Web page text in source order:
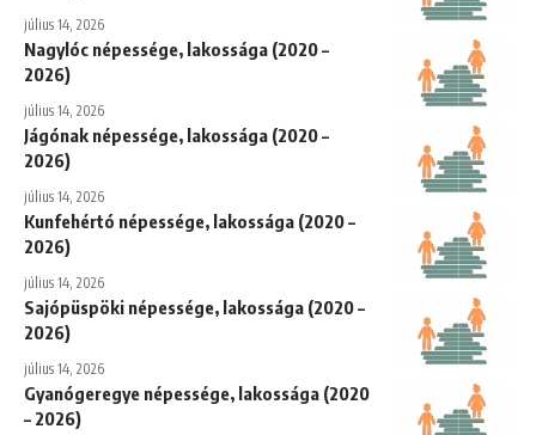
július 14, 2026
Nagylóc népessége, lakossága (2020 –
2026)
július 14, 2026
Jágónak népessége, lakossága (2020 –
2026)
július 14, 2026
Kunfehértó népessége, lakossága (2020 –
2026)
július 14, 2026
Sajópüspöki népessége, lakossága (2020 –
2026)
július 14, 2026
Gyanógeregye népessége, lakossága (2020
– 2026)